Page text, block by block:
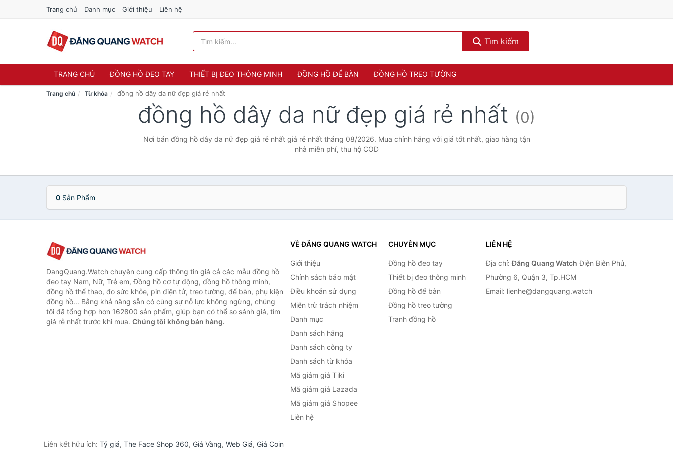
Trang chủ Danh mục Giới thiệu Liên hệ
Tìm kiếm
TRANG CHỦ ĐỒNG HỒ ĐEO TAY THIẾT BỊ ĐEO THÔNG MINH ĐỒNG HỒ ĐỂ BÀN ĐỒNG HỒ TREO TƯỜNG
Trang chủ Từ khóa đồng hồ dây da nữ đẹp giá rẻ nhất
đồng hồ dây da nữ đẹp giá rẻ nhất (0)
Nơi bán đồng hồ dây da nữ đẹp giá rẻ nhất giá rẻ nhất tháng 08/2026. Mua chính hãng với giá tốt nhất, giao hàng tận
nhà miễn phí, thu hộ COD
0 Sản Phẩm
DangQuang.Watch chuyên cung cấp thông tin giá cả các mẫu đồng hồ
đeo tay Nam, Nữ, Trẻ em, Đồng hồ cơ tự động, đồng hồ thông minh,
đồng hồ thể thao, đo sức khỏe, pin điện tử, treo tường, để bàn, phụ kiện
đồng hồ... Bằng khả năng sẵn có cùng sự nỗ lực không ngừng, chúng
tôi đã tổng hợp hơn 162800 sản phẩm, giúp bạn có thể so sánh giá, tìm
giá rẻ nhất trước khi mua. Chúng tôi không bán hàng.
VỀ ĐĂNG QUANG WATCH
Giới thiệu
Chính sách bảo mật
Điều khoản sử dụng
Miễn trừ trách nhiệm
Danh mục
Danh sách hãng
Danh sách công ty
Danh sách từ khóa
Mã giảm giá Tiki
Mã giảm giá Lazada
Mã giảm giá Shopee
Liên hệ
CHUYÊN MỤC
Đồng hồ đeo tay
Thiết bị đeo thông minh
Đồng hồ để bàn
Đồng hồ treo tường
Tranh đồng hồ
LIÊN HỆ
Địa chỉ:Đăng Quang Watch Điện Biên Phủ,
Phường 6, Quận 3, Tp.HCM
Email: lienhe@dangquang.watch
Liên kết hữu ích: Tỷ giá, The Face Shop 360, Giá Vàng, Web Giá, Giá Coin